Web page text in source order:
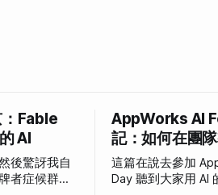
Fable
AI
後驚訝我自
者症候群大
AppWorks AI
記：如何在團
這篇在說去參加
Day 聽到大家用 AI